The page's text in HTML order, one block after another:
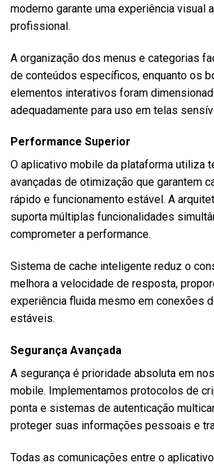
moderno garante uma experiência visual
profissional.
A organização dos menus e categorias
de conteúdos específicos, enquanto os
elementos interativos foram
adequadamente para uso em telas
Performance Superior
O aplicativo mobile da plataforma utiliza
avançadas de otimização que garantem
rápido e funcionamento estável. A
suporta múltiplas funcionalidades
comprometer a performance.
Sistema de cache inteligente reduz o
melhora a velocidade de resposta,
experiência fluida mesmo em conexões
estáveis.
Segurança Avançada
A segurança é prioridade absoluta em
mobile. Implementamos protocolos de
ponta e sistemas de autenticação
proteger suas informações pessoais e
Todas as comunicações entre o